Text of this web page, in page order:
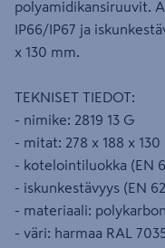
polyamidikansiruuvit.
IP66/IP67 ja
x 130 mm.
TEKNISET TIEDOT:
- nimike: 2819 13 G
- mitat: 278 x 188 x 130
- kotelointiluokka (EN
- iskunkestävyys (EN
- materiaali:
- väri: harmaa RAL